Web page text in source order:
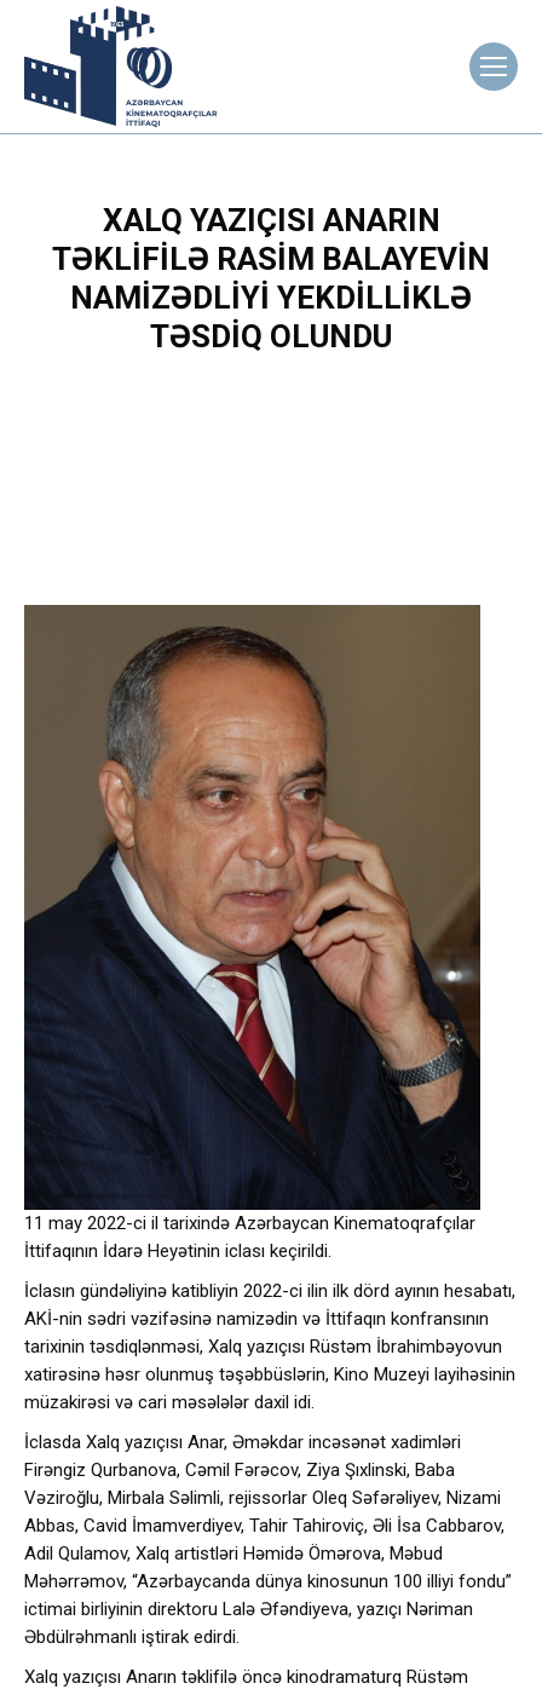
XALQ YAZIÇISI ANARIN
TƏKLIFILƏ RASIM BALAYEVIN
NAMIZƏDLIYI YEKDILLIKLƏ
TƏSDIQ OLUNDU
11 may 2022-ci il tarixində Azərbaycan Kinematoqrafçılar
İttifaqının İdarə Heyətinin iclası keçirildi.
İclasın gündəliyinə katibliyin 2022-ci ilin ilk dörd ayının hesabatı,
AKİ-nin sədri vəzifəsinə namizədin və İttifaqın konfransının
tarixinin təsdiqlənməsi, Xalq yazıçısı Rüstəm İbrahimbəyovun
xatirəsinə həsr olunmuş təşəbbüslərin, Kino Muzeyi layihəsinin
müzakirəsi və cari məsələlər daxil idi.
İclasda Xalq yazıçısı Anar, Əməkdar incəsənət xadimləri
Firəngiz Qurbanova, Cəmil Fərəcov, Ziya Şıxlinski, Baba
Vəziroğlu, Mirbala Səlimli, rejissorlar Oleq Səfərəliyev, Nizami
Abbas, Cavid İmamverdiyev, Tahir Tahiroviç, Əli İsa Cabbarov,
Adil Qulamov, Xalq artistləri Həmidə Ömərova, Məbud
Məhərrəmov, “Azərbaycanda dünya kinosunun 100 illiyi fondu”
ictimai birliyinin direktoru Lalə Əfəndiyeva, yazıçı Nəriman
Əbdülrəhmanlı iştirak edirdi.
Xalq yazıçısı Anarın təklifilə öncə kinodramaturq Rüstəm